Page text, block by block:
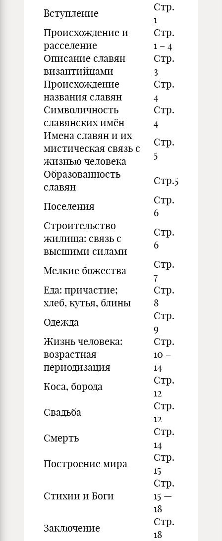
Вступление
Стр.
1
Происхождение и
расселение
Стр.
1 – 4
Описание славян
византийцами
Стр.
3
Происхождение
названия славян
Стр.
4
Символичность
славянских имён
Стр.
4
Имена славян и их
мистическая связь с
жизнью человека
Стр.
5
Образованность
славян
Стр.5
Поселения
Стр.
6
Строительство
жилища: связь с
высшими силами
Стр.
6
Мелкие божества
Стр.
7
Еда: причастие;
хлеб, кутья, блины
Стр.
8
Одежда
Стр.
9
Жизнь человека:
возрастная
периодизация
Стр.
10 –
14
Коса, борода
Стр.
12
Свадьба
Стр.
12
Смерть
Стр.
14
Построение мира
Стр.
15
Стихии и Боги
Стр.
15 —
18
Заключение
Стр.
18